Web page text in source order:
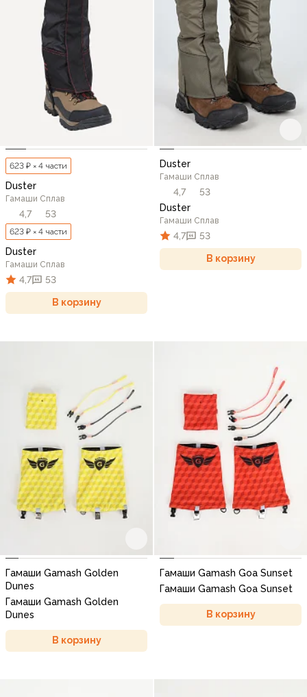
623 ₽ × 4 части
Duster
Гамаши Сплав
4,7 53
623 ₽ × 4 части
Duster
Гамаши Сплав
4,7 53
В корзину
Duster
Гамаши Сплав
4,7
53
Duster
Гамаши Сплав
4,7 53
В корзину
Гамаши Gamash Golden
Dunes
Гамаши Gamash Golden
Dunes
В корзину
Гамаши Gamash Goa Sunset
Гамаши Gamash Goa Sunset
В корзину